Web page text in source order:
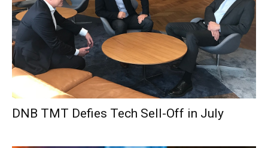
DNB TMT Defies Tech Sell-Off in July